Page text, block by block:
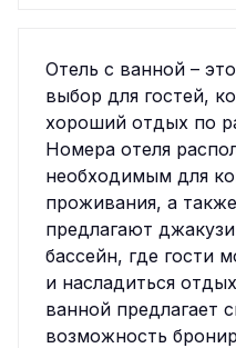
Отель с ванной –
выбор для гостей,
хороший отдых по
Номера отеля
необходимым для
проживания, а
предлагают
бассейн, где гости
и насладиться
ванной предлагает
возможность